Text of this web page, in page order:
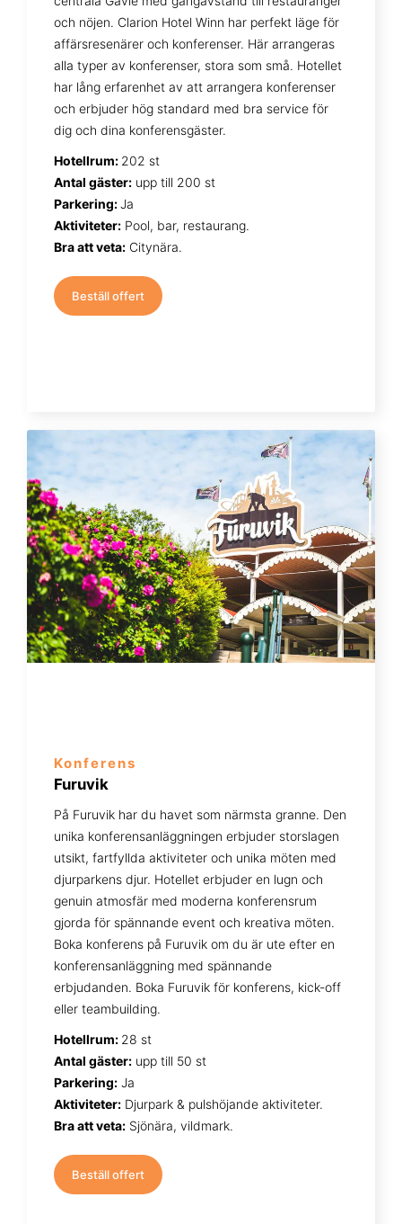
och nöjen. Clarion Hotel Winn har perfekt läge för
affärsresenärer och konferenser. Här arrangeras
alla typer av konferenser, stora som små. Hotellet
har lång erfarenhet av att arrangera konferenser
och erbjuder hög standard med bra service för
dig och dina konferensgäster.
Hotellrum: 202 st
Antal gäster: upp till 200 st
Parkering:Ja
Aktiviteter: Pool, bar, restaurang.
Bra att veta: Citynära.
Beställ offert
Konferens
Furuvik
På Furuvik har du havet som närmsta granne. Den
unika konferensanläggningen erbjuder storslagen
utsikt, fartfyllda aktiviteter och unika möten med
djurparkens djur. Hotellet erbjuder en lugn och
genuin atmosfär med moderna konferensrum
gjorda för spännande event och kreativa möten.
Boka konferens på Furuvik om du är ute efter en
konferensanläggning med spännande
erbjudanden. Boka Furuvik för konferens, kick-off
eller teambuilding.
Hotellrum: 28 st
Antal gäster: upp till 50 st
Parkering: Ja
Aktiviteter: Djurpark & pulshöjande aktiviteter.
Bra att veta: Sjönära, vildmark.
Beställ offert